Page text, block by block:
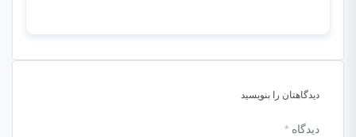
دیدگاهتان را بنویسید
دیدگاه *